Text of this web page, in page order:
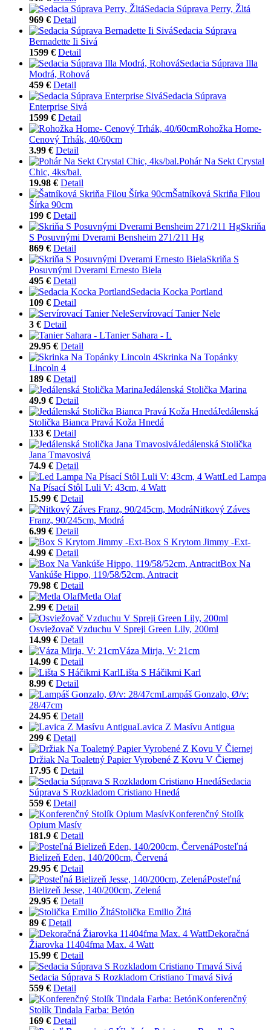
Sedacia Súprava Perry, Žltá
969 € Detail
Sedacia Súprava
Bernadette Ii Sivá
1599 € Detail
Sedacia Súprava Illa
Modrá, Rohová
459 € Detail
Sedacia Súprava
Enterprise Sivá
1599 € Detail
Rohožka Home-
Cenový Trhák, 40/60cm
3.99 € Detail
Pohár Na Sekt Crystal
Chic, 4ks/bal.
19.98 € Detail
Šatníková Skriňa Filou
Šírka 90cm
199 € Detail
Skriňa
S Posuvnými Dverami Bensheim 271/211 Hg
869 € Detail
Skriňa S
Posuvnými Dverami Ernesto Biela
495 € Detail
Sedacia Kocka Portland
109 € Detail
Servírovací Tanier Nele
3 € Detail
Tanier Sahara - L
29.95 € Detail
Skrinka Na Topánky
Lincoln 4
189 € Detail
Jedálenská Stolička Marina
49.9 € Detail
Jedálenská
Stolička Bianca Pravá Koža Hnedá
133 € Detail
Jedálenská Stolička
Jana Tmavosivá
74.9 € Detail
Led Lampa
Na Písací Stôl Luli V: 43cm, 4 Watt
15.99 € Detail
Nitkový Záves
Franz, 90/245cm, Modrá
6.99 € Detail
Box S Krytom Jimmy -Ext-
4.99 € Detail
Box Na
Vankúše Hippo, 119/58/52cm, Antracit
79.98 € Detail
Metla Olaf
2.99 € Detail
Osviežovač Vzduchu V Spreji Green Lily, 200ml
14.99 € Detail
Váza Mirja, V: 21cm
14.99 € Detail
Lišta S Háčikmi Karl
8.99 € Detail
Lampáš Gonzalo, Ø/v:
28/47cm
24.95 € Detail
Lavica Z Masívu Antigua
299 € Detail
Držiak Na Toaletný Papier Vyrobené Z Kovu V Čiernej
17.95 € Detail
Sedacia
Súprava S Rozkladom Cristiano Hnedá
559 € Detail
Konferenčný Stolík
Opium Masív
181.9 € Detail
Posteľná
Bielizeň Eden, 140/200cm, Červená
29.95 € Detail
Posteľná
Bielizeň Jesse, 140/200cm, Zelená
29.95 € Detail
Stolička Emilio Žltá
89 € Detail
Dekoračná
Žiarovka 11404fma Max. 4 Watt
15.99 € Detail
Sedacia Súprava S Rozkladom Cristiano Tmavá Sivá
559 € Detail
Konferenčný
Stolík Tindala Farba: Betón
169 € Detail